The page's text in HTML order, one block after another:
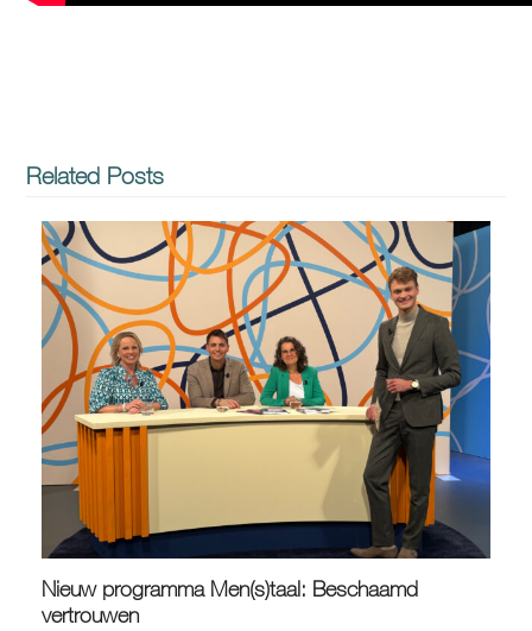
Related Posts
Nieuw programma Men(s)taal: Beschaamd
vertrouwen